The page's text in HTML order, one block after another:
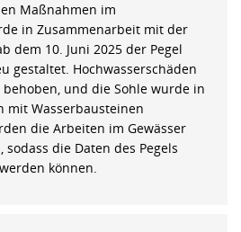
Maßnahmen im
in Zusammenarbeit mit der
dem 10. Juni 2025 der Pegel
gestaltet. Hochwasserschäden
und die Sohle wurde in
mit Wasserbausteinen
die Arbeiten im Gewässer
sodass die Daten des Pegels
können.